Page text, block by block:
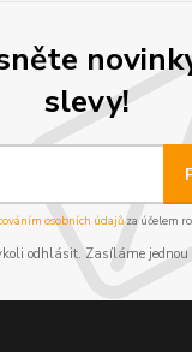
slevy!
osobních údajůza účelem
odhlásit. Zasíláme